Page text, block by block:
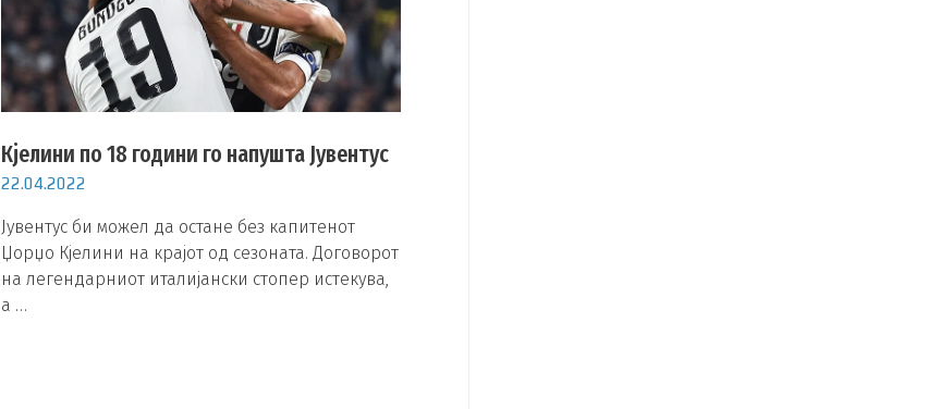
Кјелини по 18 години го напушта Јувентус
22.04.2022
Јувентус би можел да остане без капитенот
Џорџо Кјелини на крајот од сезоната. Договорот
на легендарниот италијански стопер истекува,
а …